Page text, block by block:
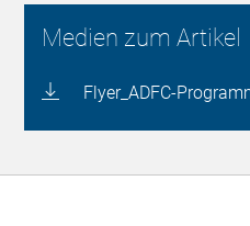
Medien zum Artikel
Flyer_ADFC-